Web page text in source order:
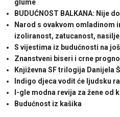
glume
BUDUĆNOST BALKANA: Nije
Narod s ovakvom omladinom
izoliranost, zatucanost,
S vijestima iz budućnosti na
Znanstveni biseri i crne
Književna SF trilogija Danijela
Indigo djeca vodit će ljudsku
I-gle modna revija za žene od
Budućnost iz kašika